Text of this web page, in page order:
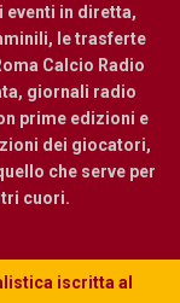
in diretta,
le trasferte
Calcio Radio
giornali radio
prime edizioni e
dei giocatori,
che serve per
cuori.
iscritta al